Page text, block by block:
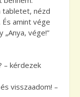
tabletet, nézd
amint vége
vége!”
– kérdezek
visszaadom! –